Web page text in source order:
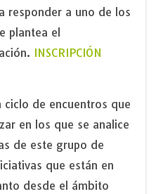
responder a uno de los
plantea el
INSCRIPCIÓN
ciclo de encuentros que
en los que se analice
de este grupo de
que están en
desde el ámbito